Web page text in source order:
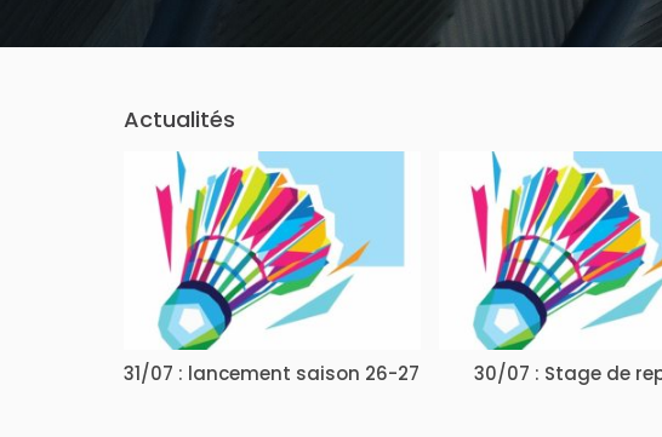
Actualités
31/07 : lancement saison 26-27 30/07 : Stage de